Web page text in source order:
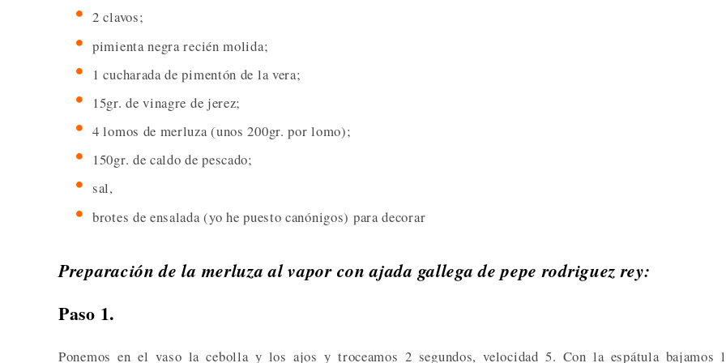
2 clavos;
pimienta negra recién molida;
1 cucharada de pimentón de la vera;
15gr. de vinagre de jerez;
4 lomos de merluza (unos 200gr. por lomo);
150gr. de caldo de pescado;
sal,
brotes de ensalada (yo he puesto canónigos) para decorar
Preparación de la merluza al vapor con ajada gallega de pepe rodriguez rey:
Paso 1.
Ponemos en el vaso la cebolla y los ajos y troceamos 2 segundos, velocidad 5. Con la espátula bajamos